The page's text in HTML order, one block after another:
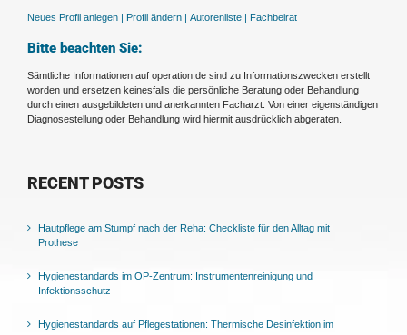
Neues Profil anlegen | Profil ändern | Autorenliste | Fachbeirat
Bitte beachten Sie:
Sämtliche Informationen auf operation.de sind zu Informationszwecken erstellt
worden und ersetzen keinesfalls die persönliche Beratung oder Behandlung
durch einen ausgebildeten und anerkannten Facharzt. Von einer eigenständigen
Diagnosestellung oder Behandlung wird hiermit ausdrücklich abgeraten.
RECENT POSTS
Hautpflege am Stumpf nach der Reha: Checkliste für den Alltag mit
Prothese
Hygienestandards im OP-Zentrum: Instrumentenreinigung und
Infektionsschutz
Hygienestandards auf Pflegestationen: Thermische Desinfektion im